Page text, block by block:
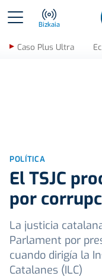
Bizkaia
Caso Plus Ultra
POLÍTICA
El TSJC
por
La justicia
Parlament por
cuando dirigía la
Catalanes (ILC)